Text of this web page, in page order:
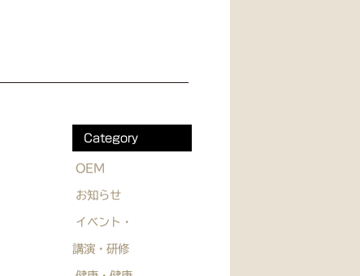
Category
OEM
お知らせ
イベント・
講演・研修